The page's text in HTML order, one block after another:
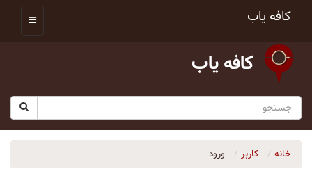
کافه یاب
کافه یاب
خانه کاربر ورود